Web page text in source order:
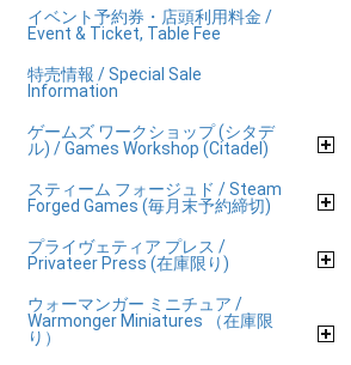
イベント予約券・店頭利用料金 /
Event & Ticket, Table Fee
特売情報 / Special Sale
Information
ゲームズ ワークショップ (シタデ
ル) / Games Workshop (Citadel)
スティーム フォージュド / Steam
Forged Games (毎月末予約締切)
プライヴェティア プレス /
Privateer Press (在庫限り)
ウォーマンガー ミニチュア /
Warmonger Miniatures （在庫限
り）